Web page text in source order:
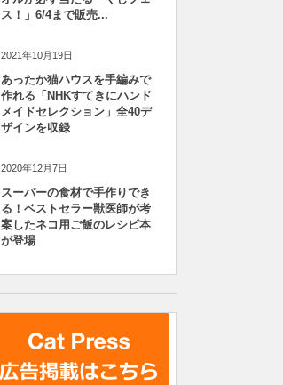
ス！」6/4まで販売...
2021年10月19日
あったか猫ハウスを手編みで
作れる「NHKすてきにハンド
メイドセレクション」全40デ
ザインを収録
2020年12月7日
スーパーの食材で手作りでき
る！ベストセラー獣医師が考
案したネコ用ご飯のレシピ本
が登場